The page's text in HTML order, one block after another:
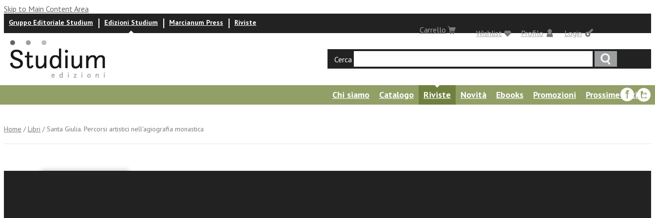
Skip to Main Content Area
Login
Carrello
Gruppo Editoriale Studium Edizioni Studium Marcianum Press Riviste
Profilo
Wishlist
Cerca
Chi siamo Catalogo Riviste Novità Ebooks Promozioni
Prossime uscite
Home / Libri / Santa Giulia. Percorsi artistici nell'agiografia monastica